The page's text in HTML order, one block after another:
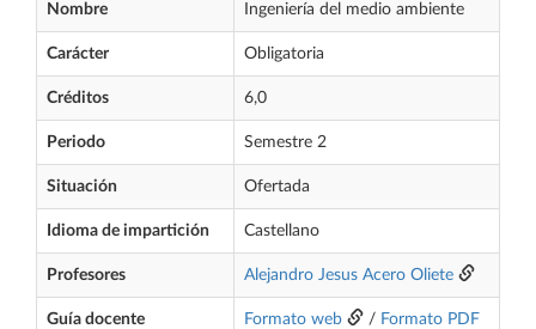
Nombre Ingeniería del medio ambiente
Carácter Obligatoria
Créditos 6,0
Periodo Semestre 2
Situación Ofertada
Idioma de impartición Castellano
Profesores Alejandro Jesus Acero Oliete
Guía docente Formato web / Formato PDF